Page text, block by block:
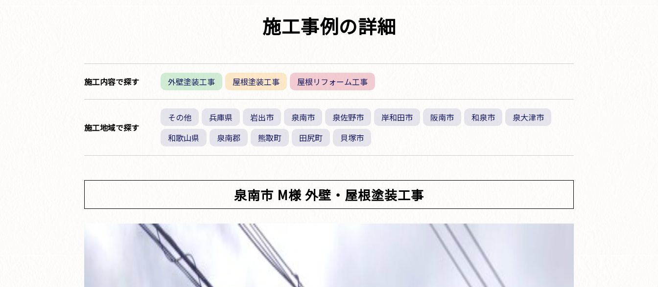
施工事例の詳細
施工内容で探す 外壁塗装工事 屋根塗装工事 屋根リフォーム工事
施工地域で探す
その他 兵庫県 岩出市 泉南市 泉佐野市 岸和田市 阪南市 和泉市
泉大津市
和歌山県
泉南郡 熊取町 田尻町 貝塚市
泉南市 M様 外壁・屋根塗装工事